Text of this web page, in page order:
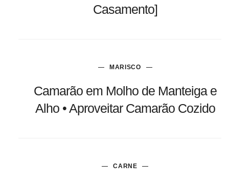
Casamento]
MARISCO
Camarão em Molho de Manteiga e
Alho • Aproveitar Camarão Cozido
CARNE